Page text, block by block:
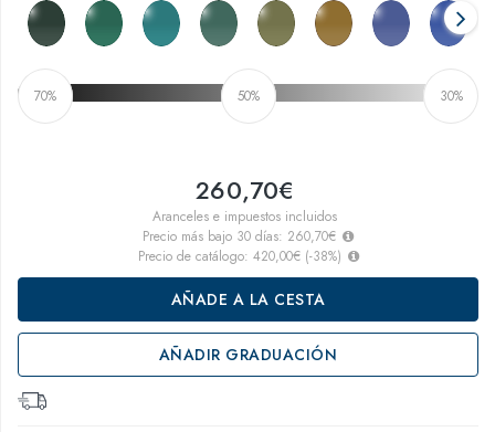
70% 50% 30%
260,70€
Aranceles e impuestos incluidos
Precio más bajo 30 días: 260,70€
Precio de catálogo: 420,00€(-38%)
AÑADE A LA CESTA
AÑADIR GRADUACIÓN